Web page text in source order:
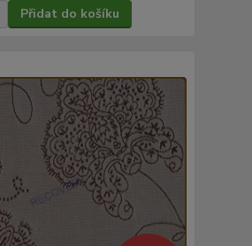
Přidat do košíku